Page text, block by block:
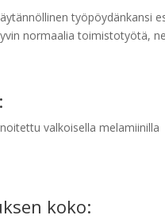
työpöydänkansi
normaalia toimistotyötä,
valkoisella melamiinilla
koko: